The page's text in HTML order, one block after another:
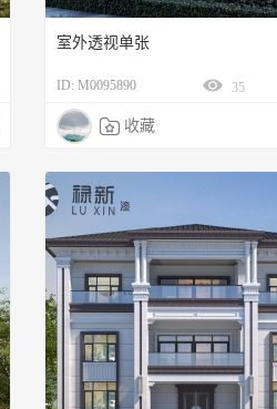
室外透视单张
ID: M0095890 35
 收藏